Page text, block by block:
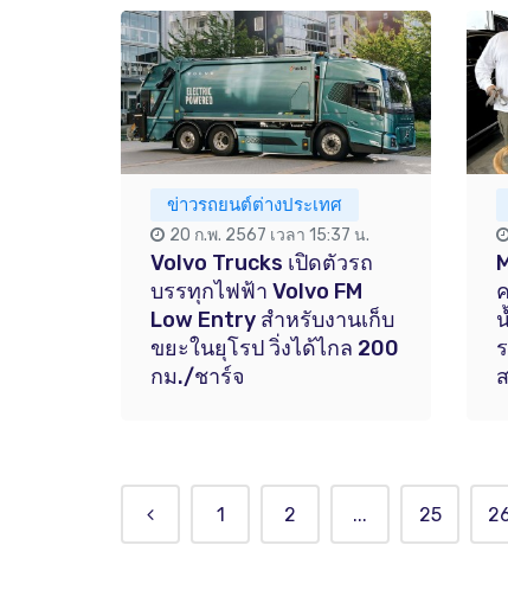
ข่าวรถยนต์ต่างประเทศ
20 ก.พ. 2567 เวลา 15:37 น.
Volvo Trucks เปิดตัวรถ
บรรทุกไฟฟ้า Volvo FM
Low Entry สำหรับงานเก็บ
ขยะในยุโรป วิ่งได้ไกล 200
กม./ชาร์จ
1 2 ... 25